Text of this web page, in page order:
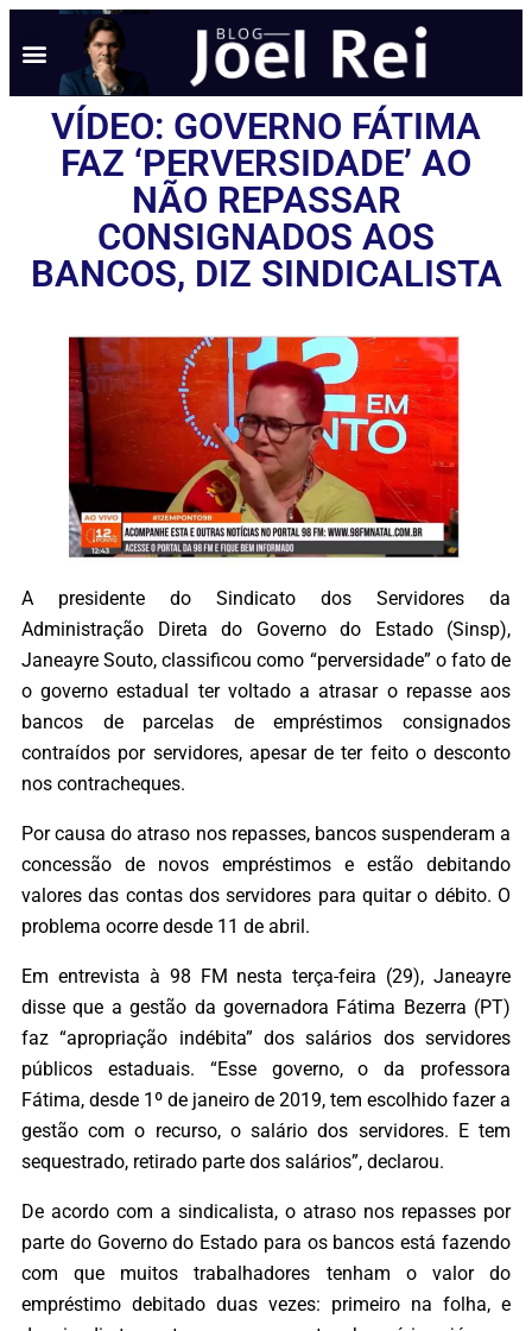
VÍDEO: GOVERNO FÁTIMA
FAZ ‘PERVERSIDADE’ AO
NÃO REPASSAR
CONSIGNADOS AOS
BANCOS, DIZ SINDICALISTA
A presidente do Sindicato dos Servidores da
Administração Direta do Governo do Estado (Sinsp),
Janeayre Souto, classificou como “perversidade” o fato de
o governo estadual ter voltado a atrasar o repasse aos
bancos de parcelas de empréstimos consignados
contraídos por servidores, apesar de ter feito o desconto
nos contracheques.
Por causa do atraso nos repasses, bancos suspenderam a
concessão de novos empréstimos e estão debitando
valores das contas dos servidores para quitar o débito. O
problema ocorre desde 11 de abril.
Em entrevista à 98 FM nesta terça-feira (29), Janeayre
disse que a gestão da governadora Fátima Bezerra (PT)
faz “apropriação indébita” dos salários dos servidores
públicos estaduais. “Esse governo, o da professora
Fátima, desde 1º de janeiro de 2019, tem escolhido fazer a
gestão com o recurso, o salário dos servidores. E tem
sequestrado, retirado parte dos salários”, declarou.
De acordo com a sindicalista, o atraso nos repasses por
parte do Governo do Estado para os bancos está fazendo
com que muitos trabalhadores tenham o valor do
empréstimo debitado duas vezes: primeiro na folha, e